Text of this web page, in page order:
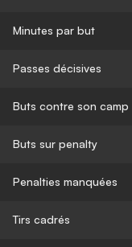
Minutes par but
Passes décisives
Buts contre son camp
Buts sur penalty
Penalties manquées
Tirs cadrés